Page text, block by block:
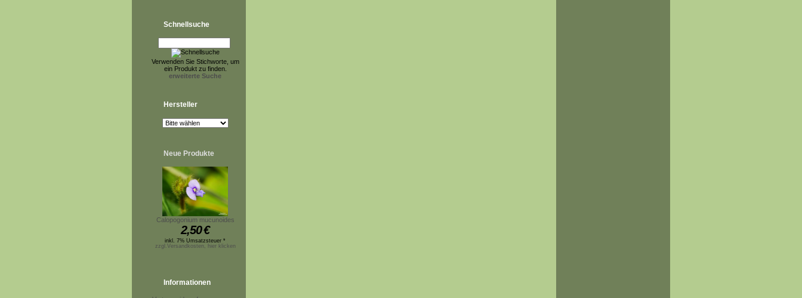
Schnellsuche
Verwenden Sie Stichworte, um
ein Produkt zu finden.
erweiterte Suche
Hersteller
Neue Produkte
Calopogonium mucunoides
2,50€
inkl. 7% Umsatzsteuer *
zzgl.Versandkosten, hier klicken
Informationen